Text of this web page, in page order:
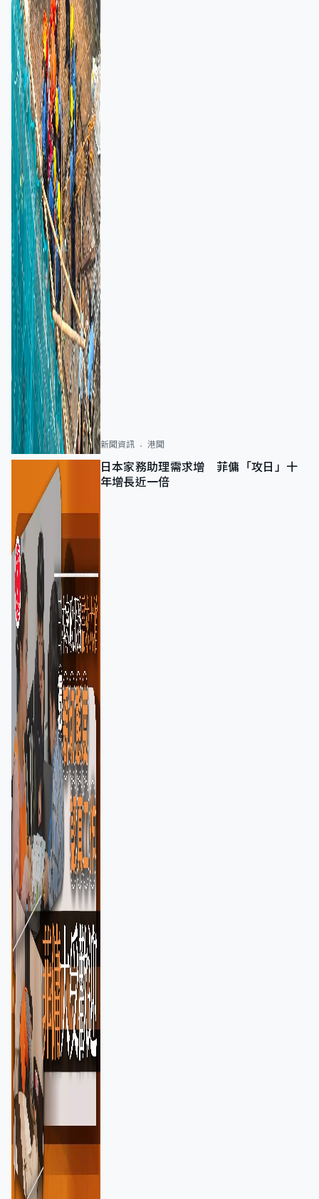
新聞資訊 港聞
日本家務助理需求增 菲傭「攻日」十
年增長近一倍